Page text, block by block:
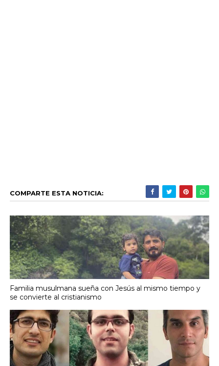
COMPARTE ESTA NOTICIA:
Familia musulmana sueña con Jesús al mismo tiempo y
se convierte al cristianismo